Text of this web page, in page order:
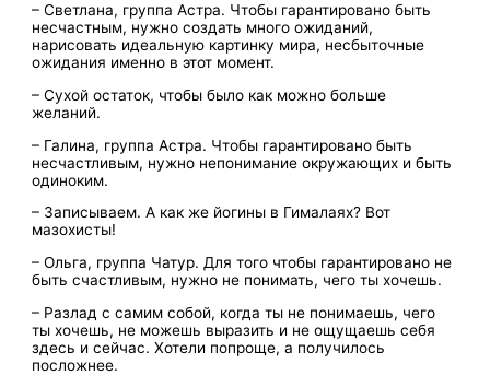
– Светлана, группа Астра. Чтобы гарантировано быть
несчастным, нужно создать много ожиданий,
нарисовать идеальную картинку мира, несбыточные
ожидания именно в этот момент.
– Сухой остаток, чтобы было как можно больше
желаний.
– Галина, группа Астра. Чтобы гарантировано быть
несчастливым, нужно непонимание окружающих и быть
одиноким.
– Записываем. А как же йогины в Гималаях? Вот
мазохисты!
– Ольга, группа Чатур. Для того чтобы гарантировано не
быть счастливым, нужно не понимать, чего ты хочешь.
– Разлад с самим собой, когда ты не понимаешь, чего
ты хочешь, не можешь выразить и не ощущаешь себя
здесь и сейчас. Хотели попроще, а получилось
посложнее.